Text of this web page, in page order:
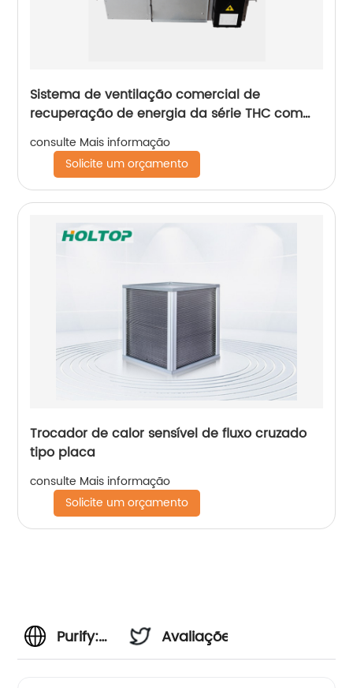
Sistema de ventilação comercial de
recuperação de energia da série THC com
motor DC (ERVs 1500-2600 m3/h)
consulte Mais informação
Solicite um orçamento
Trocador de calor sensível de fluxo cruzado
tipo placa
consulte Mais informação
Solicite um orçamento
Purify:
Avaliações